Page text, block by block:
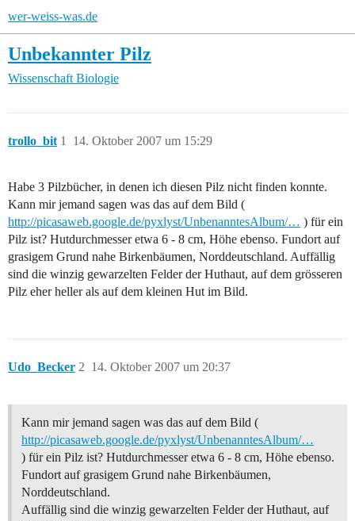
wer-weiss-was.de
Unbekannter Pilz
Wissenschaft Biologie
trollo_bit 14. Oktober 2007 um 15:29
1
Habe 3 Pilzbücher, in denen ich diesen Pilz nicht finden konnte.
Kann mir jemand sagen was das auf dem Bild (
http://picasaweb.google.de/pyxlyst/UnbenanntesAlbum/… ) für ein
Pilz ist? Hutdurchmesser etwa 6 - 8 cm, Höhe ebenso. Fundort auf
grasigem Grund nahe Birkenbäumen, Norddeutschland. Auffällig
sind die winzig gewarzelten Felder der Huthaut, auf dem grösseren
Pilz eher heller als auf dem kleinen Hut im Bild.
Udo_Becker 14. Oktober 2007 um 20:37
2
Kann mir jemand sagen was das auf dem Bild (
http://picasaweb.google.de/pyxlyst/UnbenanntesAlbum/…
) für ein Pilz ist? Hutdurchmesser etwa 6 - 8 cm, Höhe ebenso.
Fundort auf grasigem Grund nahe Birkenbäumen,
Norddeutschland.
Auffällig sind die winzig gewarzelten Felder der Huthaut, auf